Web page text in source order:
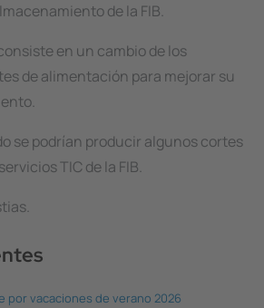
de la FIB.
en un cambio de los
de alimentación para mejorar su
se podrían producir algunos cortes
TIC de la FIB.
por vacaciones de verano 2026